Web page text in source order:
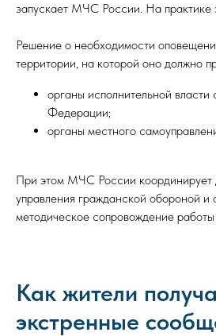
запускает МЧС России. На практике
Решение о необходимости
территории, на которой оно должно
органы исполнительной власти
Федерации;
органы местного
При этом МЧС России координирует
управления гражданской обороной и
методическое сопровождение
Как жители
экстренные